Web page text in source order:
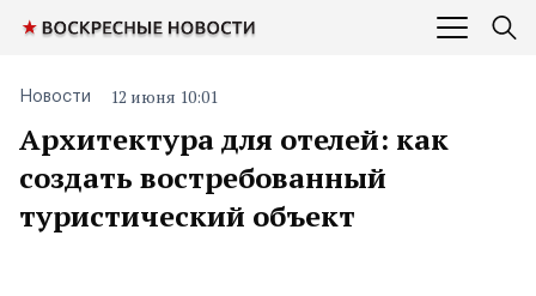
Архитектура для отелей: как
создать востребованный
туристический объект
Новости 12 июня 10:01